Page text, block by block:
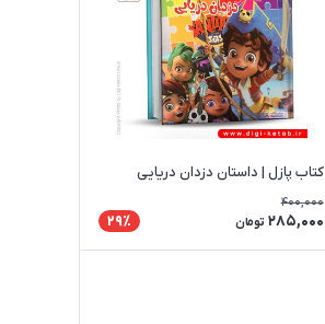
کتاب پازل | داستان دزدان دریایی
400,000
285,000 تومان 29٪